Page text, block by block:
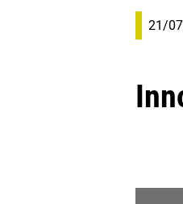
21/